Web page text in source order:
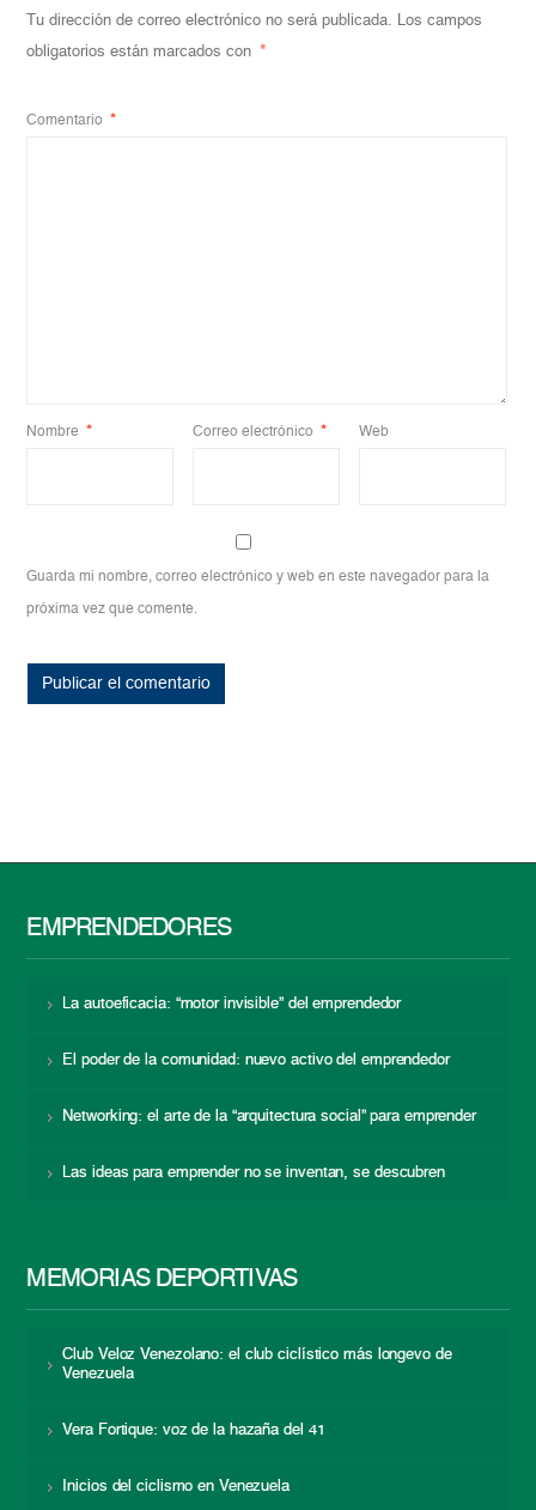
Tu dirección de correo electrónico no será publicada. Los campos
obligatorios están marcados con *
Comentario *
Nombre * Correo electrónico * Web
Guarda mi nombre, correo electrónico y web en este navegador para la
próxima vez que comente.
EMPRENDEDORES
La autoeficacia: “motor invisible” del emprendedor
El poder de la comunidad: nuevo activo del emprendedor
Networking: el arte de la “arquitectura social” para emprender
Las ideas para emprender no se inventan, se descubren
MEMORIAS DEPORTIVAS
Club Veloz Venezolano: el club ciclístico más longevo de
Venezuela
Vera Fortique: voz de la hazaña del 41
Inicios del ciclismo en Venezuela